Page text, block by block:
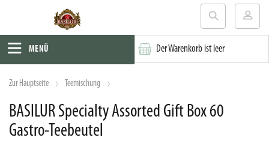
MENÜ Der Warenkorb ist leer
Zur Hauptseite Teemischung
BASILUR Specialty Assorted Gift Box 60
Gastro-Teebeutel